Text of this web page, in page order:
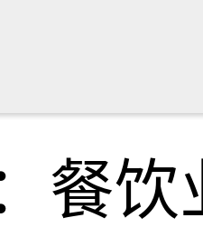
餐饮